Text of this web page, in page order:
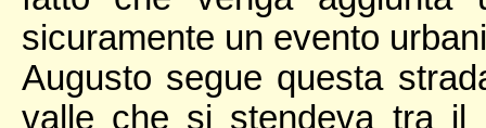
sicuramente un evento
Augusto segue questa
valle che si stendeva tra